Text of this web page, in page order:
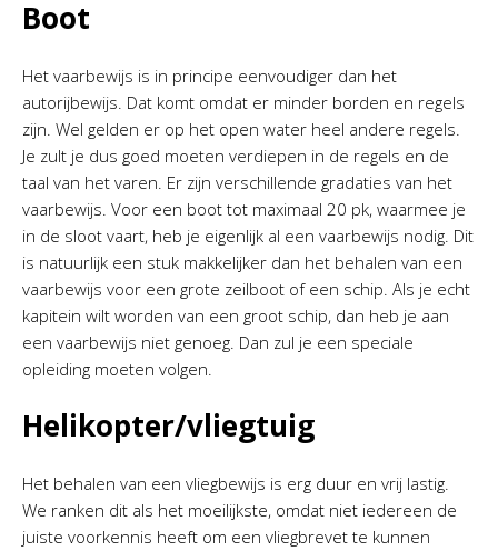
Boot
Het vaarbewijs is in principe eenvoudiger dan het
autorijbewijs. Dat komt omdat er minder borden en regels
zijn. Wel gelden er op het open water heel andere regels.
Je zult je dus goed moeten verdiepen in de regels en de
taal van het varen. Er zijn verschillende gradaties van het
vaarbewijs. Voor een boot tot maximaal 20 pk, waarmee je
in de sloot vaart, heb je eigenlijk al een vaarbewijs nodig. Dit
is natuurlijk een stuk makkelijker dan het behalen van een
vaarbewijs voor een grote zeilboot of een schip. Als je echt
kapitein wilt worden van een groot schip, dan heb je aan
een vaarbewijs niet genoeg. Dan zul je een speciale
opleiding moeten volgen.
Helikopter/vliegtuig
Het behalen van een vliegbewijs is erg duur en vrij lastig.
We ranken dit als het moeilijkste, omdat niet iedereen de
juiste voorkennis heeft om een vliegbrevet te kunnen